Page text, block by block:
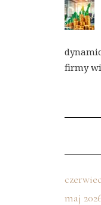
firmy
maj